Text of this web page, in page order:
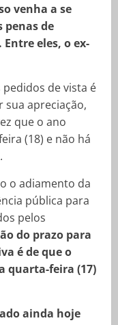
venha a se
de
eles, o ex-
de vista é
sua apreciação,
que o ano
(18) e não há
o adiamento da
pública para
pelos
do prazo para
é de que o
quarta-feira (17)
ainda hoje